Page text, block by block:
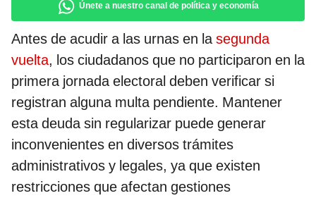
Únete a nuestro canal de política y economía
Antes de acudir a las urnas en lasegunda
vuelta, los ciudadanos que no participaron en la
primera jornada electoral deben verificar si
registran alguna multa pendiente. Mantener
esta deuda sin regularizar puede generar
inconvenientes en diversos trámites
administrativos y legales, ya que existen
restricciones que afectan gestiones